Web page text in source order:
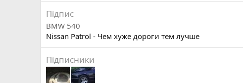
Підпис
BMW 540
Nissan Patrol - Чем хуже дороги тем лучше
Підписники